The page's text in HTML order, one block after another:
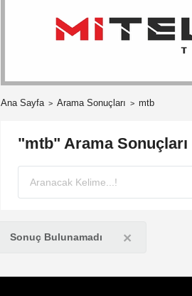
Ana Sayfa Arama Sonuçları mtb
"mtb" Arama Sonuçları
Sonuç Bulunamadı ×